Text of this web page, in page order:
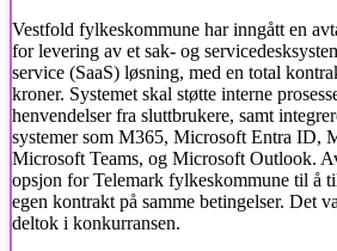
Vestfold fylkeskommune har inngått en
for levering av et sak- og
service (SaaS) løsning, med en total
kroner. Systemet skal støtte interne
henvendelser fra sluttbrukere, samt
systemer som M365, Microsoft Entra ID,
Microsoft Teams, og Microsoft Outlook.
opsjon for Telemark fylkeskommune til å
egen kontrakt på samme betingelser. Det
deltok i konkurransen.